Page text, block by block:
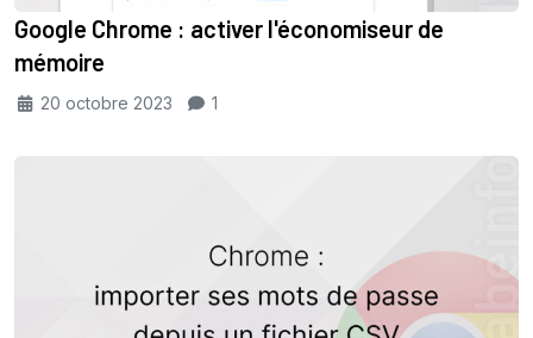
Google Chrome : activer l'économiseur de
mémoire
20 octobre 2023 1